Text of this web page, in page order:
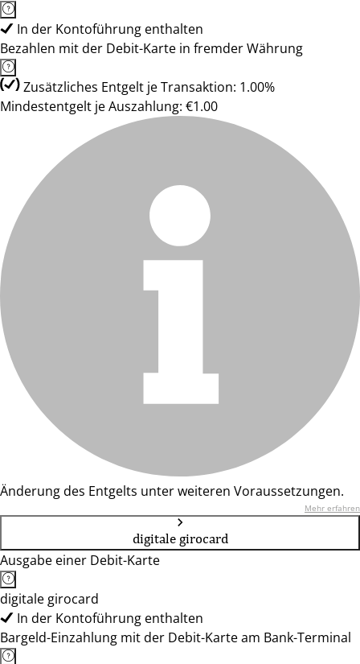
In der Kontoführung enthalten
Bezahlen mit der Debit-Karte in fremder Währung
Zusätzliches Entgelt je Transaktion: 1.00%
Mindestentgelt je Auszahlung: €1.00
Änderung des Entgelts unter weiteren Voraussetzungen.
Mehr erfahren
digitale girocard
Ausgabe einer Debit-Karte
digitale girocard
In der Kontoführung enthalten
Bargeld-Einzahlung mit der Debit-Karte am Bank-Terminal